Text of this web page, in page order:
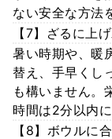
ない安全な方法
【7】ざるに上
暑い時期や、暖
替え、手早くし
も構いません。
時間は2分以内に
【8】ボウルに